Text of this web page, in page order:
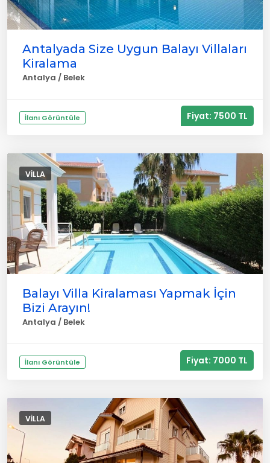
Antalyada Size Uygun Balayı Villaları
Kiralama
Antalya / Belek
İlanı Görüntüle Fiyat: 7500 TL
VILLA
Balayı Villa Kiralaması Yapmak İçin
Bizi Arayın!
Antalya / Belek
İlanı Görüntüle Fiyat: 7000 TL
VILLA